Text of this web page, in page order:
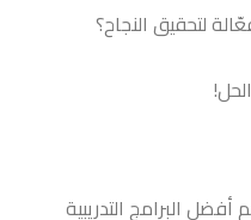
لتحقيق النجاح؟
البرامج التدريبية